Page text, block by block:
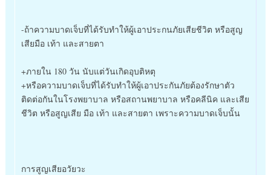
-ถ้าความบาดเจ็บที่ได้รับทำให้ผู้เอาประกนภัยเสียชีวิต หรือสูญ
เสียมือ เท้า และสายตา
+ภายใน 180 วัน นับแต่วันเกิดอุบติหตุ
+หรือความบาดเจ็บที่ได้รับทำให้ผู้เอาประกันภัยต้องรักษาตัว
ติดต่อกันในโรงพยาบาล หรือสถานพยาบาล หรือคลีนิค และเสีย
ชีวิต หรือสูญเสีย มือ เท้า และสายตา เพราะความบาดเจ็บนั้น
การสูญเสียอวัยวะ